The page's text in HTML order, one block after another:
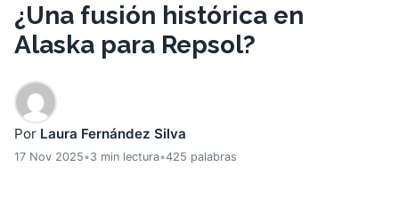
¿Una fusión histórica en
Alaska para Repsol?
Por Laura Fernández Silva
17 Nov 2025•3 min lectura•425 palabras